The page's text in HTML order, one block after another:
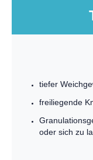
tiefer
freiliegende
oder sich zu